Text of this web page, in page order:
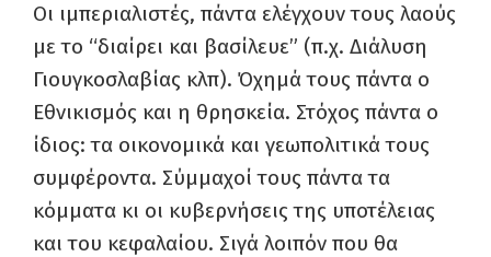
Οι ιμπεριαλιστές, πάντα ελέγχουν τους λαούς
με το “διαίρει και βασίλευε” (π.χ. Διάλυση
Γιουγκοσλαβίας κλπ). Όχημά τους πάντα ο
Εθνικισμός και η θρησκεία. Στόχος πάντα ο
ίδιος: τα οικονομικά και γεωπολιτικά τους
συμφέροντα. Σύμμαχοί τους πάντα τα
κόμματα κι οι κυβερνήσεις της υποτέλειας
και του κεφαλαίου. Σιγά λοιπόν που θα